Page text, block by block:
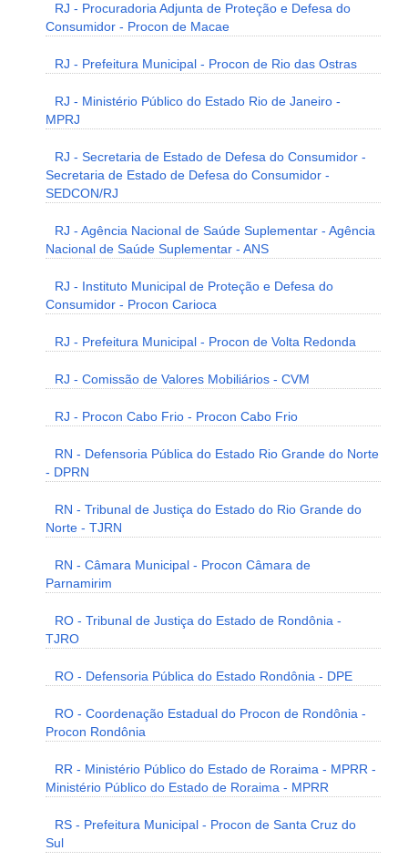
RJ - Procuradoria Adjunta de Proteção e Defesa do
Consumidor - Procon de Macae
RJ - Prefeitura Municipal - Procon de Rio das Ostras
RJ - Ministério Público do Estado Rio de Janeiro -
MPRJ
RJ - Secretaria de Estado de Defesa do Consumidor -
Secretaria de Estado de Defesa do Consumidor -
SEDCON/RJ
RJ - Agência Nacional de Saúde Suplementar - Agência
Nacional de Saúde Suplementar - ANS
RJ - Instituto Municipal de Proteção e Defesa do
Consumidor - Procon Carioca
RJ - Prefeitura Municipal - Procon de Volta Redonda
RJ - Comissão de Valores Mobiliários - CVM
RJ - Procon Cabo Frio - Procon Cabo Frio
RN - Defensoria Pública do Estado Rio Grande do Norte
- DPRN
RN - Tribunal de Justiça do Estado do Rio Grande do
Norte - TJRN
RN - Câmara Municipal - Procon Câmara de
Parnamirim
RO - Tribunal de Justiça do Estado de Rondônia -
TJRO
RO - Defensoria Pública do Estado Rondônia - DPE
RO - Coordenação Estadual do Procon de Rondônia -
Procon Rondônia
RR - Ministério Público do Estado de Roraima - MPRR -
Ministério Público do Estado de Roraima - MPRR
RS - Prefeitura Municipal - Procon de Santa Cruz do
Sul